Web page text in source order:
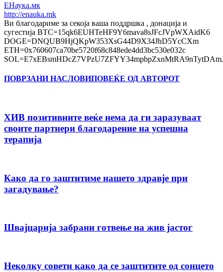
ЕНаука.мк
http://enauka.mk
Ви благодариме за секоја ваша поддршка , донација и
сугестија BTC=15qk6EUHTeHF9Y6mava8sJFcJVpWXAidK6
DOGE=DNQUB9HjQKpW353XsG44D9X34JhD5YcCXm
ETH=0x760607ca70be5720f68c848ede4dd3bc530e032c
ПОВРЗАНИ НАСЛОВИПОВЕЌЕ ОД АВТОРОТ
ХИВ позитивните веќе нема да ги заразуваат
своите партнери благодарение на успешна
терапија
Како да го заштитиме нашето здравје при
загадување?
Швајцарија забрани готвење на жив јастог
Неколку совети како да се заштитите од сонцето